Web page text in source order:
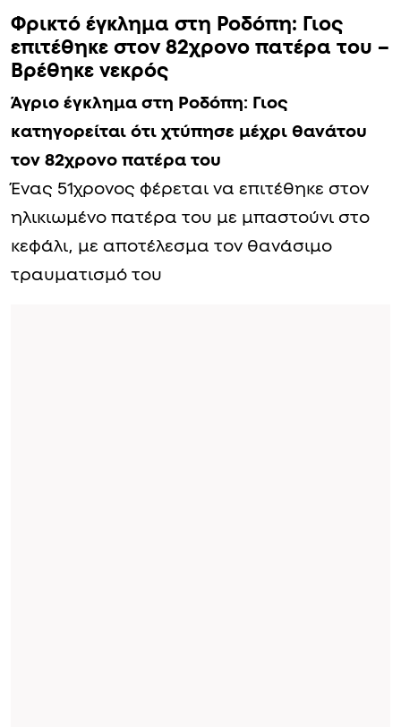
Φρικτό έγκλημα στη Ροδόπη: Γιος
επιτέθηκε στον 82χρονο πατέρα του –
Βρέθηκε νεκρός
Άγριο έγκλημα στη Ροδόπη: Γιος
κατηγορείται ότι χτύπησε μέχρι θανάτου
τον 82χρονο πατέρα του
Ένας 51χρονος φέρεται να επιτέθηκε στον
ηλικιωμένο πατέρα του με μπαστούνι στο
κεφάλι, με αποτέλεσμα τον θανάσιμο
τραυματισμό του